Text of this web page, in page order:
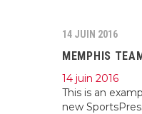
14 JUIN 2016
MEMPHIS
14 juin 2016
This is an
new